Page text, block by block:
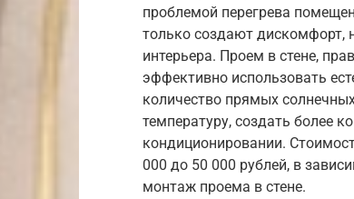
проблемой перегрева
только создают дискомфорт,
интерьера. Проем в стене,
эффективно использовать
количество прямых
температуру, создать более
кондиционировании.
000 до 50 000 рублей, в
монтаж проема в стене.